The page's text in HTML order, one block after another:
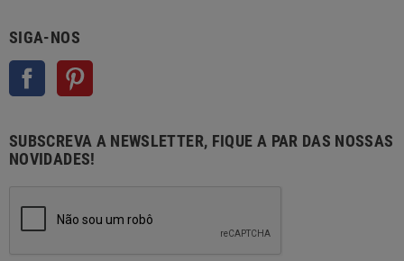
SIGA-NOS
Facebook
SUBSCREVA A NEWSLETTER, FIQUE A PAR DAS NOSSAS
NOVIDADES!